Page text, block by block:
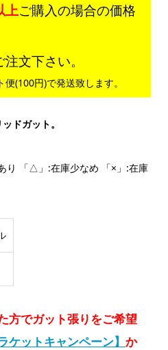
上ご購入の場合の価格
文下さい。
(100円)で発送致します。
ドガット。
り 「△」:在庫少なめ 「×」:在庫
方でガット張りをご希望
ラケットキャンペーン】 か